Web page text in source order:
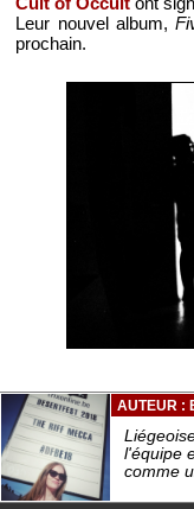
Leur nouvel album,
prochain.
AUTEUR :
l'équipe
comme